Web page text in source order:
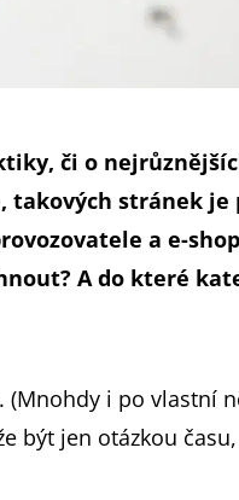
či o
stránek je
a e-
A do které
i po vlastní
být jen otázkou